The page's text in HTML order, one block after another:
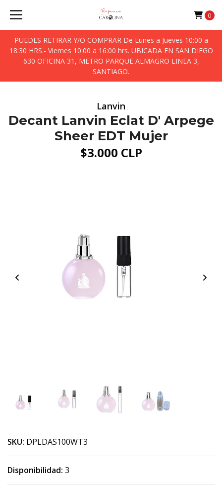
PUEDES RETIRAR Y/O COMPRAR De Lunes a Jueves 10:00 a
18:30 HRS.- Viernes 10:00 a 16:00 hrs. UBICADA EN SAN DIEGO
630 OFICINA 31, METRO PARQUE ALMAGRO LINEA 3,
SANTIAGO.
0
Lanvin
Decant Lanvin Eclat D' Arpege
Sheer EDT Mujer
$3.000 CLP
SKU: DPLDAS100WT3
Disponibilidad: 3